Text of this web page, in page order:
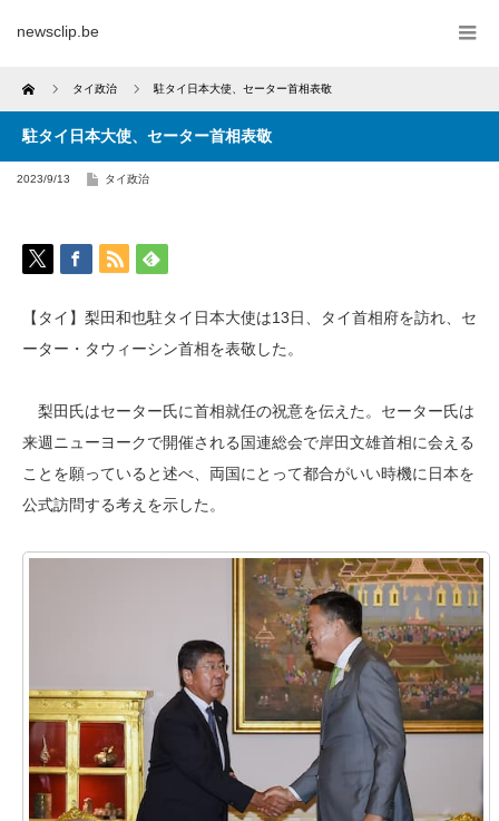
newsclip.be
Home タイ政治 駐タイ日本大使、セーター首相表敬
駐タイ日本大使、セーター首相表敬
2023/9/13 タイ政治
【タイ】梨田和也駐タイ日本大使は13日、タイ首相府を訪れ、セ
ーター・タウィーシン首相を表敬した。
梨田氏はセーター氏に首相就任の祝意を伝えた。セーター氏は
来週ニューヨークで開催される国連総会で岸田文雄首相に会える
ことを願っていると述べ、両国にとって都合がいい時機に日本を
公式訪問する考えを示した。